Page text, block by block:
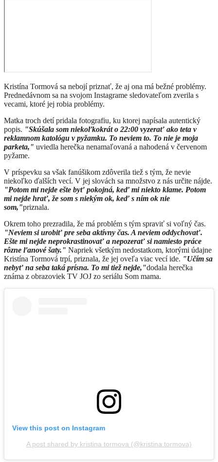
Kristína Tormová sa nebojí priznať, že aj ona má bežné problémy.
Prednedávnom sa na svojom Instagrame sledovateľom zverila s
vecami, ktoré jej robia problémy.
Matka troch detí pridala fotografiu, ku ktorej napísala autentický
popis. "Skúšala som niekoľkokrát o 22:00 vyzerať ako teta v
reklamnom katológu v pyžamku. To neviem to. To nie je moja
parketa," uviedla herečka nenamaľovaná a nahodená v červenom
pyžame.
V príspevku sa však fanúšikom zdôverila tiež s tým, že nevie
niekoľko ďalších vecí. V jej slovách sa množstvo z nás určite nájde.
"Potom mi nejde ešte byť pokojná, keď mi niekto klame. Potom
mi nejde hrať, že som s niekým ok, keď s ním ok nie
som,"priznala.
Okrem toho prezradila, že má problém s tým spraviť si voľný čas.
"Neviem si urobiť pre seba aktívny čas. A neviem oddychovať.
Ešte mi nejde neprokrastinovať a nepozerať si namiesto práce
rôzne ľanové šaty." Napriek všetkým nedostatkom, ktorými údajne
Kristína Tormová trpí, priznala, že jej oveľa viac vecí ide. "Učím sa
nebyť na seba taká prísna. To mi tiež nejde,"dodala herečka
známa z obrazoviek TV JOJ zo seriálu Som mama.
View this post on Instagram
A post shared by kristina tormova (@kristina.tormova)